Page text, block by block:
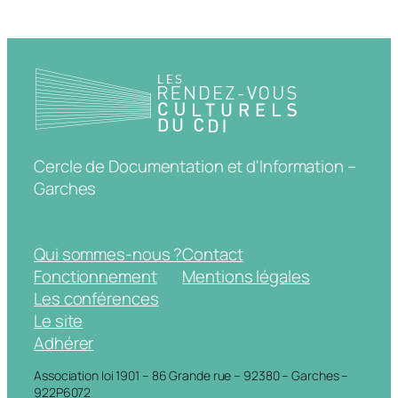
Cercle de Documentation et d'Information –
Garches
Qui sommes-nous ?
Fonctionnement
Les conférences
Le site
Adhérer
Contact
Mentions légales
Association loi 1901 – 86 Grande rue – 92380 – Garches –
922P6072